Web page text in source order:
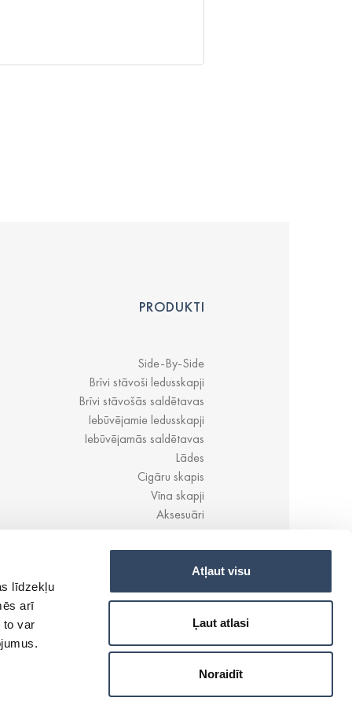
līdzekļu
arī
to var
Atļaut visu
Ļaut atlasi
Noraidīt
PRODUKTI
Side-By-Side
Brīvi stāvoši ledusskapji
Brīvi stāvošās saldētavas
Iebūvējamie ledusskapji
Iebūvējamās saldētavas
Lādes
Cigāru skapis
Vīna skapji
Aksesuāri